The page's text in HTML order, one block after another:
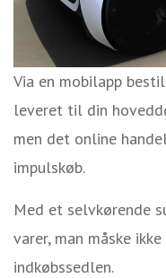
Via en mobilapp
leveret til din
men det online
impulskøb.
Med et selvkørende
varer, man måske
indkøbssedlen.